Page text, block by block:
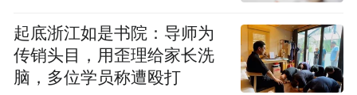
“特别声明：以上作品内容(包括在内的视频、图片或音
频)为凤凰网旗下自媒体平台“大风号”用户上传并发
布，本平台仅提供信息存储空间服务。
Notice: The content above (including the videos,
起底浙江如是书院：导师为
传销头目，用歪理给家长洗
脑，多位学员称遭殴打